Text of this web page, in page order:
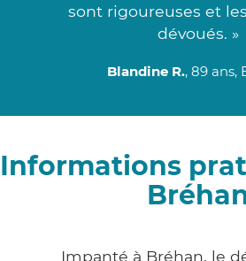
sont rigoureuses et
dévoués. »
Blandine R., 89 ans,
Informations
Impanté à Bréhan, le